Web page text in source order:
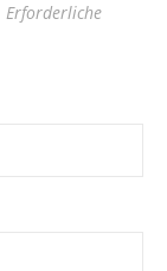
Erforderliche